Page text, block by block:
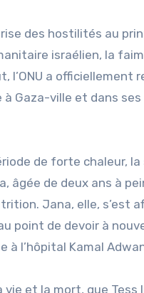
des hostilités au
israélien, la
l’ONU a officiellement
à Gaza-ville et dans ses
de forte chaleur,
âgée de deux ans à
Jana, elle, s’est
point de devoir à
à l’hôpital Kamal
vie et la mort, que Tess